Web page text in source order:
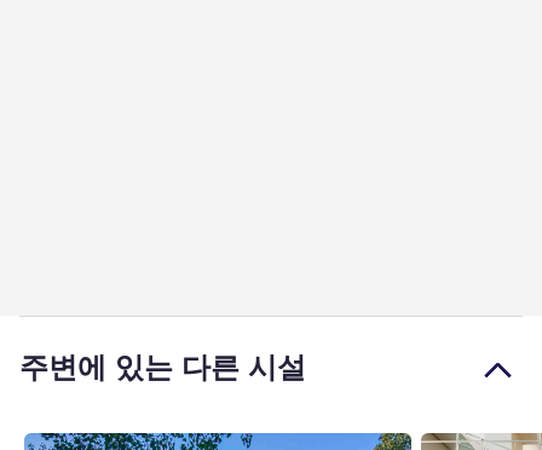
주변에 있는 다른 시설